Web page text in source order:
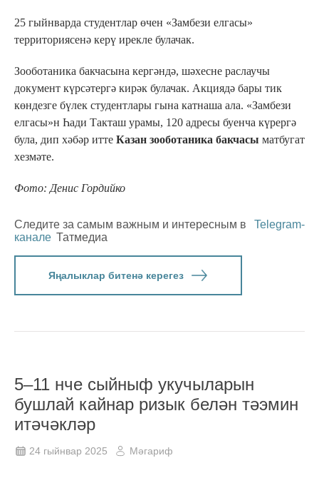
25 гыйнварда студентлар өчен «Замбези елгасы»
территориясенә керү ирекле булачак.
Зооботаника бакчасына кергәндә, шәхесне раслаучы
документ күрсәтергә кирәк булачак. Акциядә бары тик
көндезге бүлек студентлары гына катнаша ала. «Замбези
елгасы»н Һади Такташ урамы, 120 адресы буенча күрергә
була, дип хәбәр итте Казан зооботаника бакчасы матбугат
хезмәте.
Фото: Денис Гордийко
Следите за самым важным и интересным в
Telegram-
канале Татмедиа
Яңалыклар битенә керегез
5–11 нче сыйныф укучыларын
бушлай кайнар ризык белән тәэмин
итәчәкләр
24 гыйнвар 2025 Мәгариф